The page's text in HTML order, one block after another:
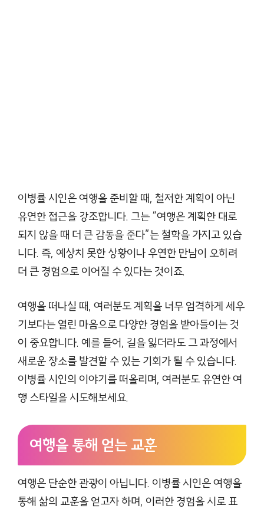
이병률 시인은 여행을 준비할 때, 철저한 계획이 아닌
유연한 접근을 강조합니다. 그는 “여행은 계획한 대로
되지 않을 때 더 큰 감동을 준다”는 철학을 가지고 있습
니다. 즉, 예상치 못한 상황이나 우연한 만남이 오히려
더 큰 경험으로 이어질 수 있다는 것이죠.
여행을 떠나실 때, 여러분도 계획을 너무 엄격하게 세우
기보다는 열린 마음으로 다양한 경험을 받아들이는 것
이 중요합니다. 예를 들어, 길을 잃더라도 그 과정에서
새로운 장소를 발견할 수 있는 기회가 될 수 있습니다.
이병률 시인의 이야기를 떠올리며, 여러분도 유연한 여
행 스타일을 시도해보세요.
여행을 통해 얻는 교훈
여행은 단순한 관광이 아닙니다. 이병률 시인은 여행을
통해 삶의 교훈을 얻고자 하며, 이러한 경험을 시로 표